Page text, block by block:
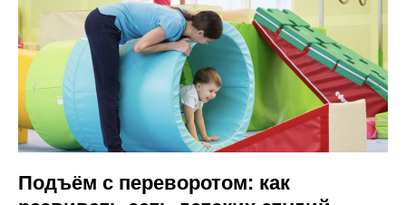
Подъём с переворотом: как